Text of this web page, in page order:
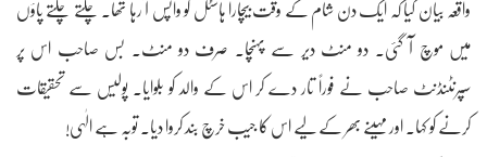
واقعہ بیان کیا کہ ایک دن شام کے وقت بیچارا ہاسٹل کو واپس آ رہا تھا۔ چلتے چلتے پاؤں
میں موچ آ گئی۔ دو منٹ دیر سے پہنچا۔ صرف دو منٹ۔ بس صاحب اس پر
سپرنٹنڈنٹ صاحب نے فوراً تار دے کر اس کے والد کو بلوایا۔ پولیس سے تحقیقات
کرنے کو کہا۔ اور مہینے بھر کے لیے اس کا جیب خرچ بند کروا دیا۔ توبہ ہے الٰہی!